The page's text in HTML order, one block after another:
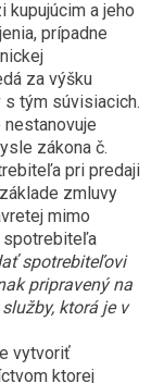
kupujúcim a jeho
prípadne
za výšku
tým súvisiacich.
nestanovuje
zákona č.
pri predaji
zmluvy
mimo
spotrebiteľa
spotrebiteľovi
pripravený na
ktorá je v
vytvoriť
ktorej